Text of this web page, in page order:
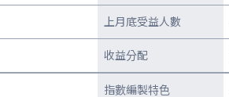
上月底受益人數
收益分配
指數編製特色